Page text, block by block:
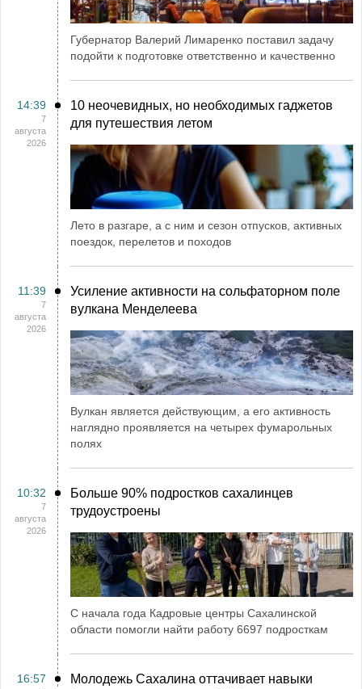
Губернатор Валерий Лимаренко поставил задачу
подойти к подготовке ответственно и качественно
14:39
7
августа
2026
10 неочевидных, но необходимых гаджетов
для путешествия летом
Лето в разгаре, а с ним и сезон отпусков, активных
поездок, перелетов и походов
11:39
7
августа
2026
Усиление активности на сольфаторном поле
вулкана Менделеева
Вулкан является действующим, а его активность
наглядно проявляется на четырех фумарольных
полях
10:32
7
августа
2026
Больше 90% подростков сахалинцев
трудоустроены
С начала года Кадровые центры Сахалинской
области помогли найти работу 6697 подросткам
16:57
Молодежь Сахалина оттачивает навыки